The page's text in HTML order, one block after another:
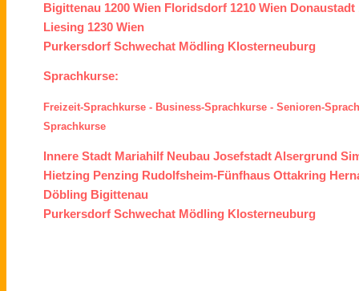
Bigittenau 1200 Wien Floridsdorf 1210 Wien Donaustadt
Liesing 1230 Wien
Purkersdorf Schwechat Mödling Klosterneuburg
Sprachkurse:
Freizeit-Sprachkurse - Business-Sprachkurse -Senioren-
Sprachkurse
Innere Stadt Mariahilf Neubau Josefstadt Alsergrund
Hietzing Penzing Rudolfsheim-Fünfhaus Ottakring
Döbling Bigittenau
Purkersdorf Schwechat Mödling Klosterneuburg